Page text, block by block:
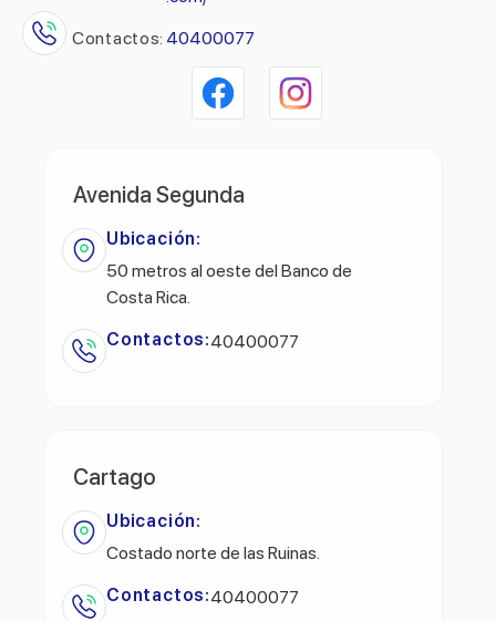
Contactos: 40400077
Avenida Segunda
Ubicación:
50 metros al oeste del Banco de
Costa Rica.
Contactos:40400077
Cartago
Ubicación:
Costado norte de las Ruinas.
Contactos:40400077